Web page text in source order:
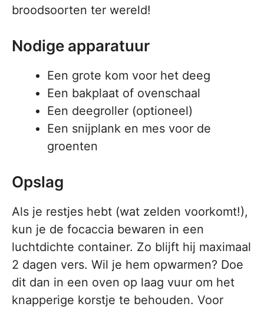
broodsoorten ter wereld!
Nodige apparatuur
Een grote kom voor het deeg
Een bakplaat of ovenschaal
Een deegroller (optioneel)
Een snijplank en mes voor de
groenten
Opslag
Als je restjes hebt (wat zelden voorkomt!),
kun je de focaccia bewaren in een
luchtdichte container. Zo blijft hij maximaal
2 dagen vers. Wil je hem opwarmen? Doe
dit dan in een oven op laag vuur om het
knapperige korstje te behouden. Voor